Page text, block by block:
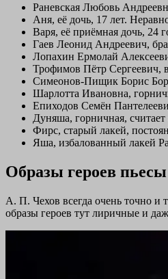
Раневская Любовь
Аня, её дочь, 17 лет.
Варя, её приёмная дочь, 24
Гаев Леонид Андреевич,
Лопахин Ермолай
Трофимов Пётр Сергеевич,
Симеонов-Пищик Борис
Шарлотта Ивановна,
Епиходов Семён
Дуняша, горничная,
Фирс, старый лакей,
Яша, избалованный лакей
Образы героев пьесы
А. П. Чехов всегда очень точно и
образы героев тут лиричные и